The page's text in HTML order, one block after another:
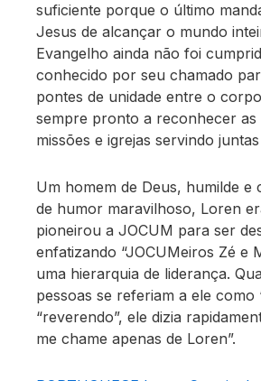
suficiente porque o último
Jesus de alcançar o mundo
Evangelho ainda não foi
conhecido por seu chamado
pontes de unidade entre o
sempre pronto a reconhecer as
missões e igrejas servindo
Um homem de Deus, humilde e
de humor maravilhoso, Loren
pioneirou a JOCUM para ser
enfatizando “JOCUMeiros Zé e
uma hierarquia de liderança.
pessoas se referiam a ele como
“reverendo”, ele dizia
me chame apenas de Loren”.